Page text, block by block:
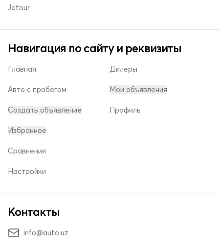
Jetour
Навигация по сайту и реквизиты
Главная
Авто с пробегом
Создать объявление
Дилеры
Мои объявления
Профиль
Избранное
Сравнения
Настройки
Контакты
info@auto.uz